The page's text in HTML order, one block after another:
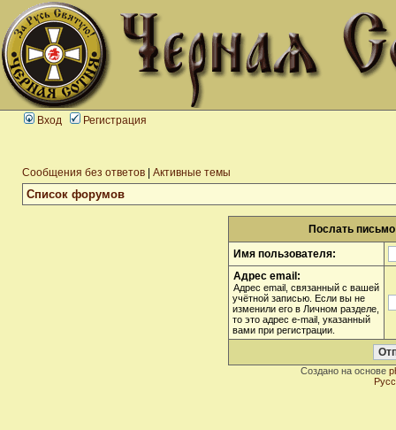
Вход Регистрация
Сообщения без ответов Активные темы
Список форумов
Послать
Имя пользователя:
Адрес email:
Адрес email, связанный с вашей
учётной записью. Если вы не
изменили его в Личном разделе,
то это адрес e-mail, указанный
вами при регистрации.
Создано на основе